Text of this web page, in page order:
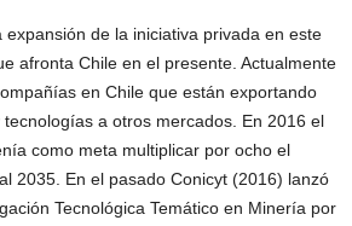
expansión de la iniciativa privada en este
afronta Chile en el presente. Actualmente
en Chile que están exportando
a otros mercados. En 2016 el
como meta multiplicar por ocho el
2035. En el pasado Conicyt (2016) lanzó
Tecnológica Temático en Minería por